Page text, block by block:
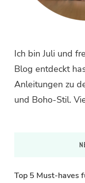
Ich bin Juli und
Blog entdeckt
Anleitungen zu
und Boho-Stil.
Top 5 Must-haves